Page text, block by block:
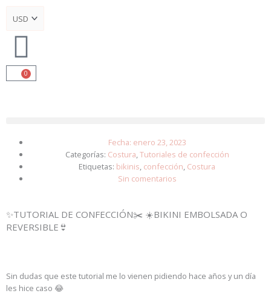
0
Cart
Fecha: enero 23, 2023
Categorías: Costura,Tutoriales de confección
Etiquetas: bikinis, confección, Costura
Sin comentarios
✨TUTORIAL DE CONFECCIÓN✂️ ☀️BIKINI EMBOLSADA O
REVERSIBLE👙
Sin dudas que este tutorial me lo vienen pidiendo hace años y un día
les hice caso 😂